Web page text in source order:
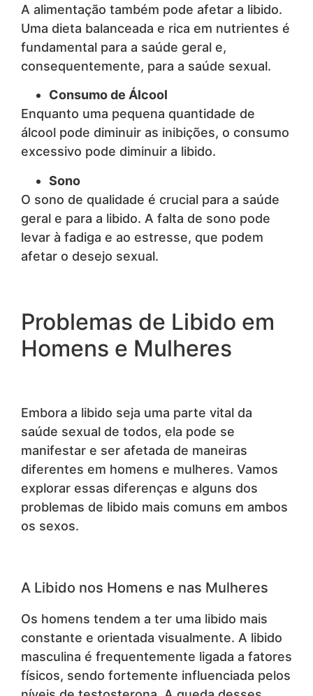
A alimentação também pode afetar a libido.
Uma dieta balanceada e rica em nutrientes é
fundamental para a saúde geral e,
consequentemente, para a saúde sexual.
Consumo de Álcool
Enquanto uma pequena quantidade de
álcool pode diminuir as inibições, o consumo
excessivo pode diminuir a libido.
Sono
O sono de qualidade é crucial para a saúde
geral e para a libido. A falta de sono pode
levar à fadiga e ao estresse, que podem
afetar o desejo sexual.
Problemas de Libido em
Homens e Mulheres
Embora a libido seja uma parte vital da
saúde sexual de todos, ela pode se
manifestar e ser afetada de maneiras
diferentes em homens e mulheres. Vamos
explorar essas diferenças e alguns dos
problemas de libido mais comuns em ambos
os sexos.
A Libido nos Homens e nas Mulheres
Os homens tendem a ter uma libido mais
constante e orientada visualmente. A libido
masculina é frequentemente ligada a fatores
físicos, sendo fortemente influenciada pelos